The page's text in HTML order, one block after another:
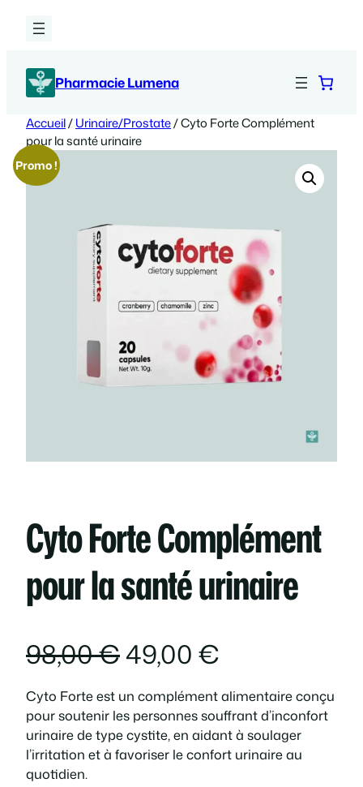
Pharmacie Lumena
Accueil/Urinaire/Prostate/ Cyto Forte Complément
pour la santé urinaire
Promo !
Cyto Forte Complément
pour la santé urinaire
98,00€L
e
p
r
49,00 €
e
p
r
Cyto Forte est un complément alimentaire conçu
pour soutenir les personnes souffrant d’inconfort
urinaire de type cystite, en aidant à soulager
l’irritation et à favoriser le confort urinaire au
quotidien.